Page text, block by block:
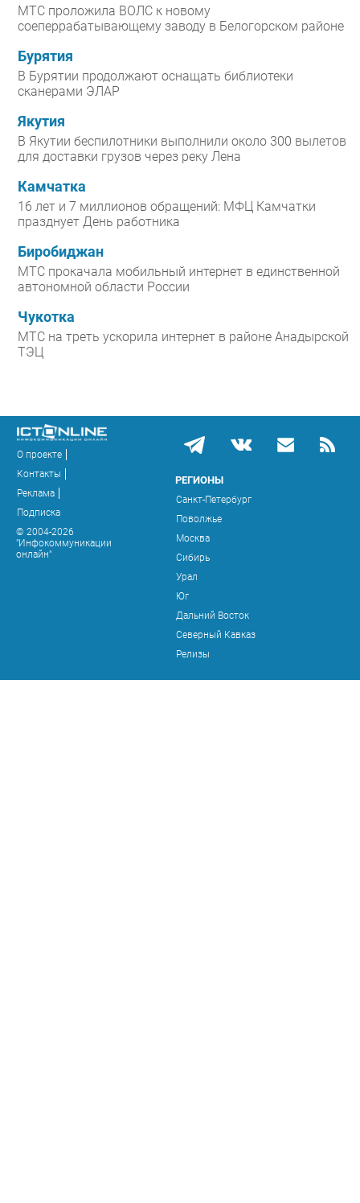
МТС проложила ВОЛС к новому
соеперрабатывающему заводу в Белогорском районе
Бурятия
В Бурятии продолжают оснащать библиотеки
сканерами ЭЛАР
Якутия
В Якутии беспилотники выполнили около 300 вылетов
для доставки грузов через реку Лена
Камчатка
16 лет и 7 миллионов обращений: МФЦ Камчатки
празднует День работника
Биробиджан
МТС прокачала мобильный интернет в единственной
автономной области России
Чукотка
МТС на треть ускорила интернет в районе Анадырской
ТЭЦ
О проекте
Контакты
Реклама
Подписка
© 2004-2026
"Инфокоммуникации
онлайн"
РЕГИОНЫ
Санкт-Петербург
Поволжье
Москва
Сибирь
Урал
Юг
Дальний Восток
Северный Кавказ
Релизы